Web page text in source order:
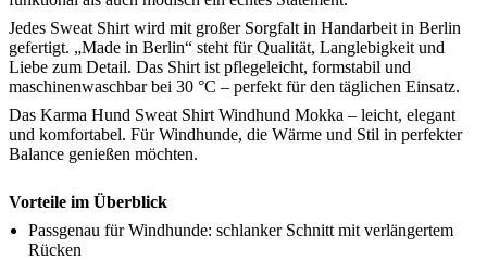
Jedes Sweat Shirt wird mit großer Sorgfalt in Handarbeit in Berlin
gefertigt. „Made in Berlin“ steht für Qualität, Langlebigkeit und
Liebe zum Detail. Das Shirt ist pflegeleicht, formstabil und
maschinenwaschbar bei 30 °C – perfekt für den täglichen Einsatz.
Das Karma Hund Sweat Shirt Windhund Mokka – leicht, elegant
und komfortabel. Für Windhunde, die Wärme und Stil in perfekter
Balance genießen möchten.
Vorteile im Überblick
Passgenau für Windhunde: schlanker Schnitt mit verlängertem
Rücken